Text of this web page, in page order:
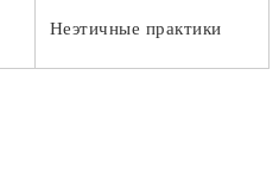
Неэтичные практики